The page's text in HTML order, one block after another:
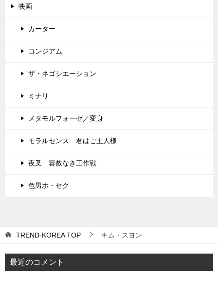
映画
カーター
コンジアム
ザ・ネゴシエーション
ミナリ
メタモルフォーゼ／変身
モラルセンス 君はご主人様
夜叉 容赦なき工作戦
色男ホ・セク
TREND-KOREATOP キム・スヨン
最近のコメント